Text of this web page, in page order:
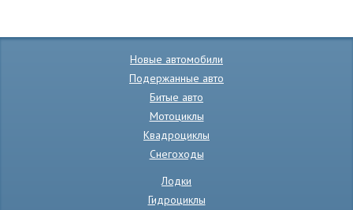
Новые автомобили
Подержанные авто
Битые авто
Мотоциклы
Квадроциклы
Снегоходы
Лодки
Гидроциклы